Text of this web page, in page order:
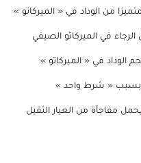
من الوداد في « الميركاتو »
في الميركاتو الصيفي
الوداد في « الميركاتو »
بسبب « شرط واحد »
مفاجأة من العيار الثقيل